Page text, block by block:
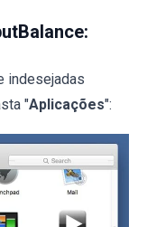
indesejadas
"Aplicações":